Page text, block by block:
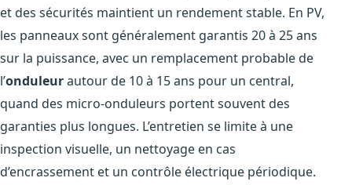
et des sécurités maintient un rendement stable. En PV,
les panneaux sont généralement garantis 20 à 25 ans
sur la puissance, avec un remplacement probable de
l’onduleurautour de 10 à 15 ans pour un central,
quand des micro-onduleurs portent souvent des
garanties plus longues. L’entretien se limite à une
inspection visuelle, un nettoyage en cas
d’encrassement et un contrôle électrique périodique.